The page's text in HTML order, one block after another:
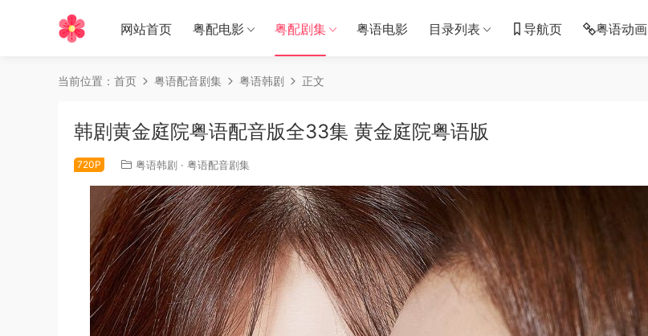
网站首页 粤配电影 粤配剧集 粤语电影 目录列表 导航页 粤语动画
当前位置： 首页 粤语配音剧集 粤语韩剧 正文
韩剧黄金庭院粤语配音版全33集 黄金庭院粤语版
720P 粤语韩剧 · 粤语配音剧集